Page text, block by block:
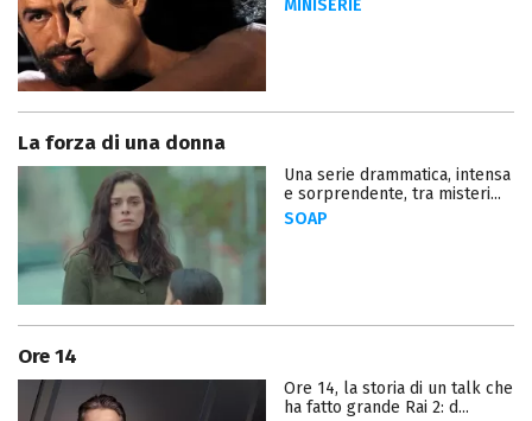
MINISERIE
La forza di una donna
Una serie drammatica, intensa
e sorprendente, tra misteri...
SOAP
Ore 14
Ore 14, la storia di un talk che
ha fatto grande Rai 2: d...